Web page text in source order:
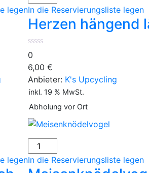
legenhängend
länglich
Menge
In die Reservierungsliste legen
Herzen hängend
0
6,00 €
Anbieter: K's Upcycling
inkl. 19 % MwSt.
Abholung vor Ort
legen
Meisenknödelvogel
Menge
In die Reservierungsliste legen